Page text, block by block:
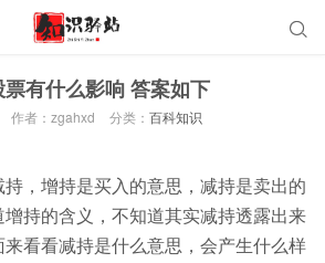

有什么影响 答案如下
作者：zgahxd 分类： 百科知识
，增持是买入的意思，减持是卖出的
持的含义，不知道其实减持透露出来
看看减持是什么意思，会产生什么样